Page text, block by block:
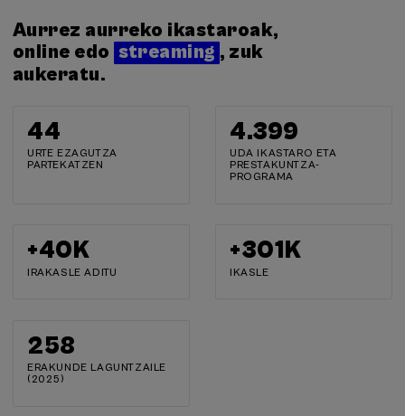
Aurrez aurreko ikastaroak,
online edo streaming , zuk
aukeratu.
44
URTE EZAGUTZA
PARTEKATZEN
4.400
UDA IKASTARO ETA
PRESTAKUNTZA-
PROGRAMA
+40K
IRAKASLE ADITU
+302K
IKASLE
259
ERAKUNDE LAGUNTZAILE
(2025)